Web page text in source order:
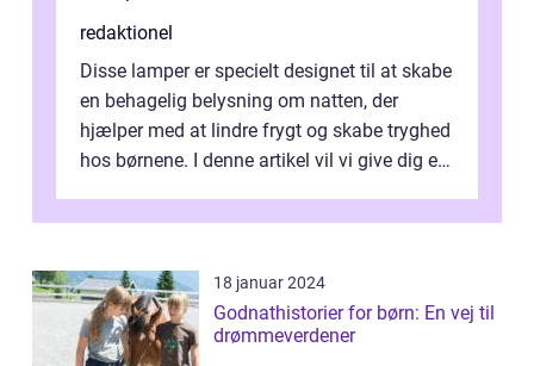
redaktionel
Disse lamper er specielt designet til at skabe
en behagelig belysning om natten, der
hjælper med at lindre frygt og skabe tryghed
hos børnene. I denne artikel vil vi give dig en
18 januar 2024
Godnathistorier for børn: En vej til
drømmeverdener